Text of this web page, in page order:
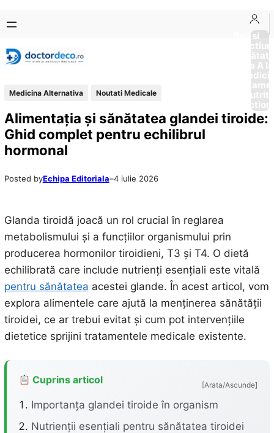
conținut
content
Boli si
Afectiuni
Sănătate
de la A
Medicina Alternativa Noutati Medicale
Alimentația și sănătatea glandei tiroide:
Ghid complet pentru echilibrul
hormonal
Posted byEchipa Editoriala–4 iulie 2026
Glanda tiroidă joacă un rol crucial în reglarea
metabolismului și a funcțiilor organismului prin
producerea hormonilor tiroidieni, T3 și T4. O dietă
echilibrată care include nutrienți esențiali este vitală
pentru sănătatea acestei glande. În acest articol, vom
explora alimentele care ajută la menținerea sănătății
tiroidei, ce ar trebui evitat și cum pot intervențiile
dietetice sprijini tratamentele medicale existente.
Cuprins articol [Arata/Ascunde]
Importanța glandei tiroide în organism
Nutrienții esențiali pentru sănătatea tiroidei